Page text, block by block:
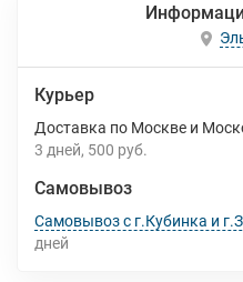
Курьер
Доставка по Москве и
3 дней 500 руб.
Самовывоз
Самовывоз с г.Кубинка и
дней